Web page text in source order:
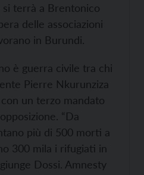
si terrà a Brentonico
delle associazioni
in Burundi.
è guerra civile tra chi
Pierre Nkurunziza
un terzo mandato
“Da
più di 500 morti a
300 mila i rifugiati in
Dossi. Amnesty